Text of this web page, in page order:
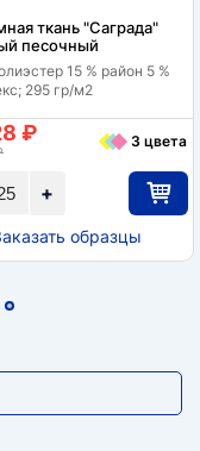
ткань "Саграда"
песочный
15 % район 5 %
295 гр/м2
+
₽ 3 цвета
образцы